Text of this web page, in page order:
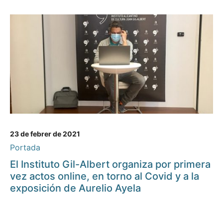
23 de febrer de 2021
Portada
El Instituto Gil-Albert organiza por primera
vez actos online, en torno al Covid y a la
exposición de Aurelio Ayela